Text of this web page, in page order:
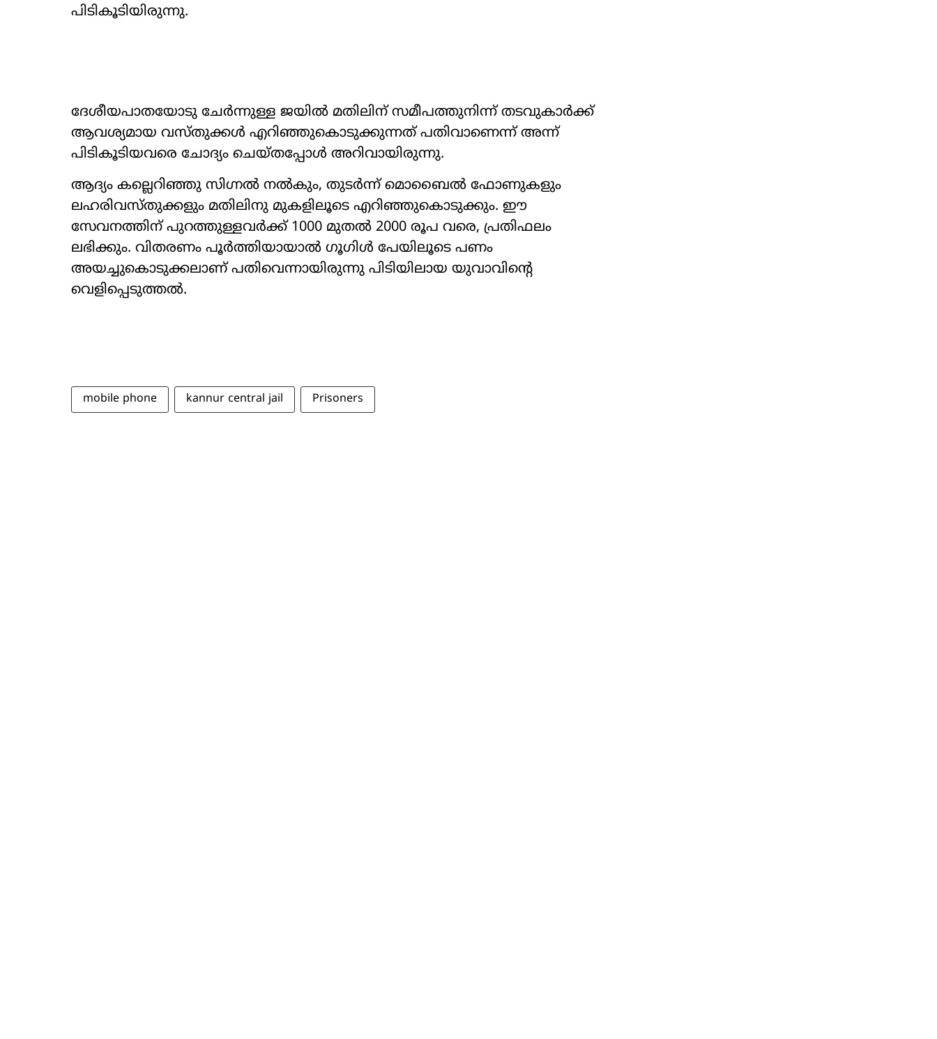
പിടികൂടിയിരുന്നു.
ദേശീയപാതയോടു ചേർന്നുള്ള ജയിൽ മതിലിന് സമീപത്തുനിന്ന് തടവുകാർക്ക്
ആവശ്യമായ വസ്തുക്കൾ എറിഞ്ഞുകൊടുക്കുന്നത് പതിവാണെന്ന് അന്ന്
പിടികൂടിയവരെ ചോദ്യം ചെയ്തപ്പോൾ അറിവായിരുന്നു.
ആദ്യം കല്ലെറിഞ്ഞു സിഗ്നൽ നൽകും, തുടർന്ന് മൊബൈൽ ഫോണുകളും
ലഹരിവസ്തുക്കളും മതിലിനു മുകളിലൂടെ എറിഞ്ഞുകൊടുക്കും. ഈ
സേവനത്തിന് പുറത്തുള്ളവർക്ക് 1000 മുതൽ 2000 രൂപ വരെ, പ്രതിഫലം
ലഭിക്കും. വിതരണം പൂർത്തിയായാൽ ഗൂഗിൾ പേയിലൂടെ പണം
അയച്ചുകൊടുക്കലാണ് പതിവെന്നായിരുന്നു പിടിയിലായ യുവാവിന്‍റെ
വെളിപ്പെടുത്തൽ.
mobile phone kannur central jail Prisoners